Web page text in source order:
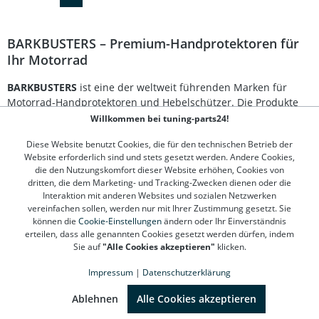
eine optimale Blinkfrequenz kann optional ein Widerstand
Kennzeichnung für legale Nutzung im Straßenverkehr
Passend für BarkBusters JET, VPS und STORM
einfache Montage Erhältlich in Bernstein (Blinker) oder
Weiss (Positionslicht) Lieferumfang: 1 Paar BarkBusters
LED Lights (links und rechts) Farbe wählbar: Bernstein
BARKBUSTERS – Premium-Handprotektoren für
Ihr Motorrad
BARKBUSTERS ist eine der weltweit führenden Marken für
Motorrad-Handprotektoren und Hebelschützer. Die Produkte
zeichnen sich durch eine robuste Aluminium-Verstärkung,
sowohl auf der Straße als auch im Gelände zuverlässigen
Schutz bieten. Beituning-parts24.definden Sie ein
umfassendes Sortiment für nahezu alle gängigen
Motorradmodelle.
Warum BARKBUSTERS Handprotektoren?
Die Handprotektoren vonBARKBUSTERSschützen nicht nur
sondern auch bei Stürzen oder Offroad-Abenteuern. Dank der
Kunststoffschalen punkten sie durch Langlebigkeit und
Willkommen bei tuning-parts24!
Diese Website benutzt Cookies, die für den technischen Betrieb der
Website erforderlich sind und stets gesetzt werden. Andere Cookies,
die den Nutzungskomfort dieser Website erhöhen, Cookies von
dritten, die dem Marketing- und Tracking-Zwecken dienen oder die
Interaktion mit anderen Websites und sozialen Netzwerken
vereinfachen sollen, werden nur mit Ihrer Zustimmung gesetzt. Sie
können die Cookie-Einstellungenändern oder Ihr Einverständnis
erteilen, dass alle genannten Cookies gesetzt werden dürfen, indem
Sie auf"Alle Cookies akzeptieren" klicken.
Impressum | Datenschutzerklärung
Ablehnen Alle Cookies akzeptieren
(4.78 / 5)
1312
Bewertungen bei: google.de, shopvote.de ⓘ
Informationen zur Echtheit der Bewertungen